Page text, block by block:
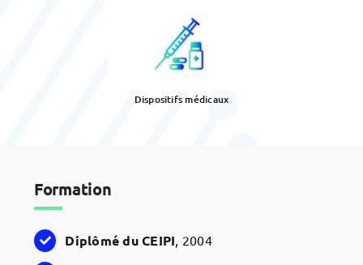
Dispositifs médicaux
Formation
Diplômé du CEIPI, 2004